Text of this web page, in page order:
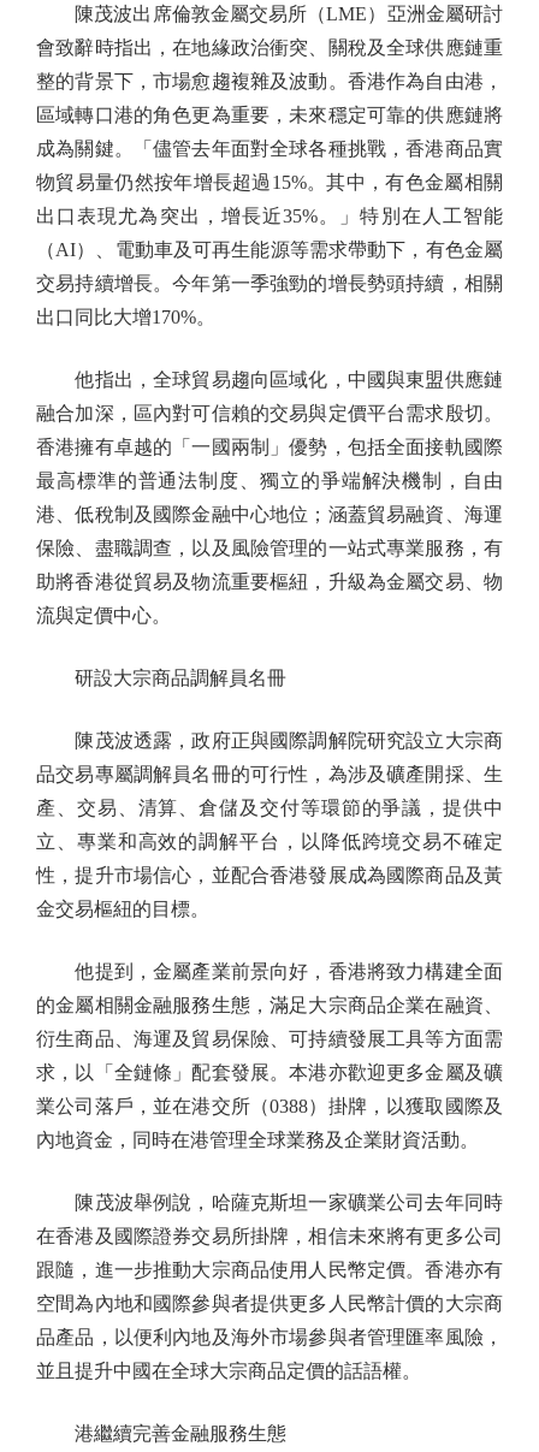
陳茂波出席倫敦金屬交易所（LME）亞洲金屬研討
會致辭時指出，在地緣政治衝突、關稅及全球供應鏈重
整的背景下，市場愈趨複雜及波動。香港作為自由港，
區域轉口港的角色更為重要，未來穩定可靠的供應鏈將
成為關鍵。「儘管去年面對全球各種挑戰，香港商品實
物貿易量仍然按年增長超過15%。其中，有色金屬相關
出口表現尤為突出，增長近35%。」特別在人工智能
（AI）、電動車及可再生能源等需求帶動下，有色金屬
交易持續增長。今年第一季強勁的增長勢頭持續，相關
出口同比大增170%。
他指出，全球貿易趨向區域化，中國與東盟供應鏈
融合加深，區內對可信賴的交易與定價平台需求殷切。
香港擁有卓越的「一國兩制」優勢，包括全面接軌國際
最高標準的普通法制度、獨立的爭端解決機制，自由
港、低稅制及國際金融中心地位；涵蓋貿易融資、海運
保險、盡職調查，以及風險管理的一站式專業服務，有
助將香港從貿易及物流重要樞紐，升級為金屬交易、物
流與定價中心。
研設大宗商品調解員名冊
陳茂波透露，政府正與國際調解院研究設立大宗商
品交易專屬調解員名冊的可行性，為涉及礦產開採、生
產、交易、清算、倉儲及交付等環節的爭議，提供中
立、專業和高效的調解平台，以降低跨境交易不確定
性，提升市場信心，並配合香港發展成為國際商品及黃
金交易樞紐的目標。
他提到，金屬產業前景向好，香港將致力構建全面
的金屬相關金融服務生態，滿足大宗商品企業在融資、
衍生商品、海運及貿易保險、可持續發展工具等方面需
求，以「全鏈條」配套發展。本港亦歡迎更多金屬及礦
業公司落戶，並在港交所（0388）掛牌，以獲取國際及
內地資金，同時在港管理全球業務及企業財資活動。
陳茂波舉例說，哈薩克斯坦一家礦業公司去年同時
在香港及國際證券交易所掛牌，相信未來將有更多公司
跟隨，進一步推動大宗商品使用人民幣定價。香港亦有
空間為內地和國際參與者提供更多人民幣計價的大宗商
品產品，以便利內地及海外市場參與者管理匯率風險，
並且提升中國在全球大宗商品定價的話語權。
港繼續完善金融服務生態